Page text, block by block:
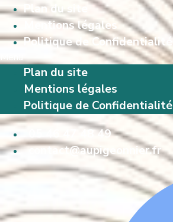
Plan du site
Mentions légales
Politique de Confidentialité
Menu
Plan du site
Mentions légales
Politique de Confidentialité
05 46 47 48 49
contact@aupigeonnier.fr